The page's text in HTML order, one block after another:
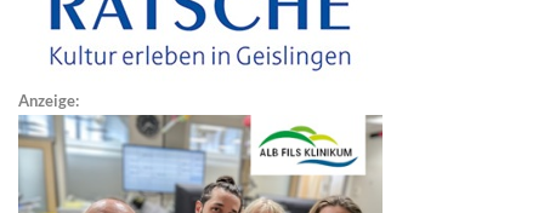
Anzeige: